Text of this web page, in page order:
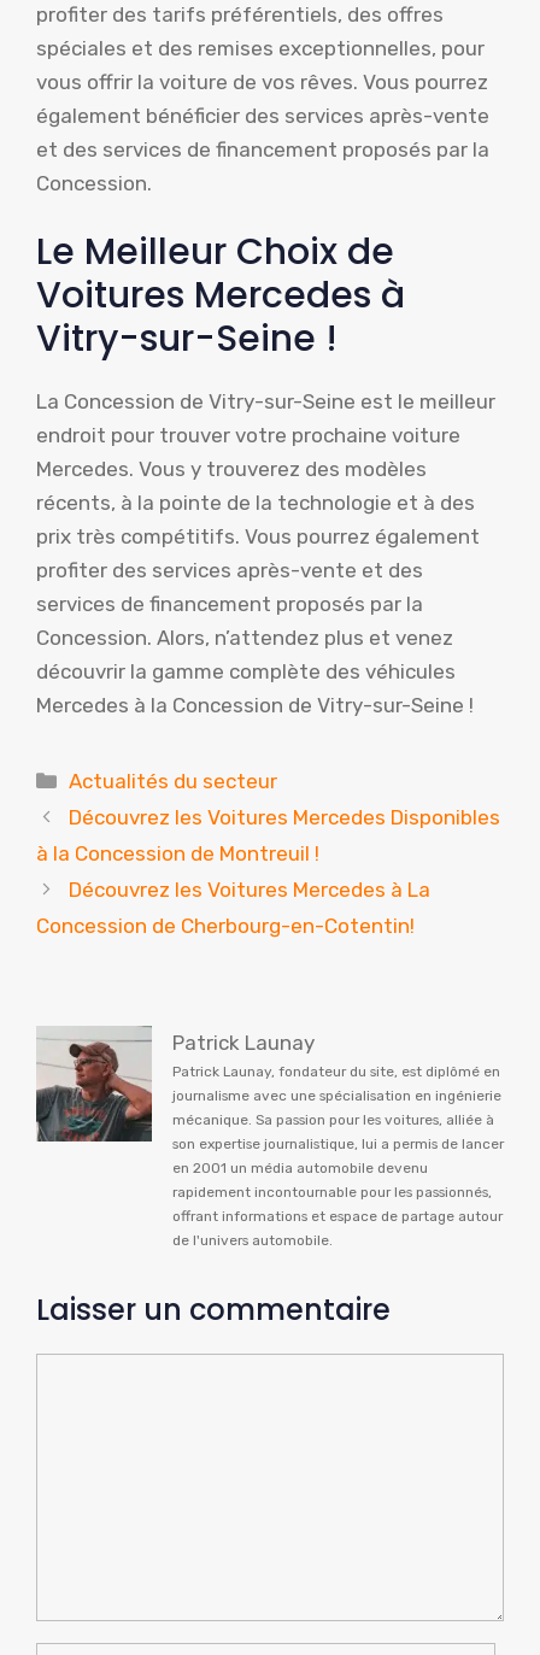
profiter des tarifs préférentiels, des offres
spéciales et des remises exceptionnelles, pour
vous offrir la voiture de vos rêves. Vous pourrez
également bénéficier des services après-vente
et des services de financement proposés par la
Concession.
Le Meilleur Choix de
Voitures Mercedes à
Vitry-sur-Seine !
La Concession de Vitry-sur-Seine est le meilleur
endroit pour trouver votre prochaine voiture
Mercedes. Vous y trouverez des modèles
récents, à la pointe de la technologie et à des
prix très compétitifs. Vous pourrez également
profiter des services après-vente et des
services de financement proposés par la
Concession. Alors, n’attendez plus et venez
découvrir la gamme complète des véhicules
Mercedes à la Concession de Vitry-sur-Seine !
Catégories
Actualités du secteur
Découvrez les Voitures Mercedes Disponibles
à la Concession de Montreuil !
Découvrez les Voitures Mercedes à La
Concession de Cherbourg-en-Cotentin!
Patrick Launay
Patrick Launay, fondateur du site, est diplômé en
journalisme avec une spécialisation en ingénierie
mécanique. Sa passion pour les voitures, alliée à
son expertise journalistique, lui a permis de lancer
en 2001 un média automobile devenu
rapidement incontournable pour les passionnés,
offrant informations et espace de partage autour
de l'univers automobile.
Laisser un commentaire